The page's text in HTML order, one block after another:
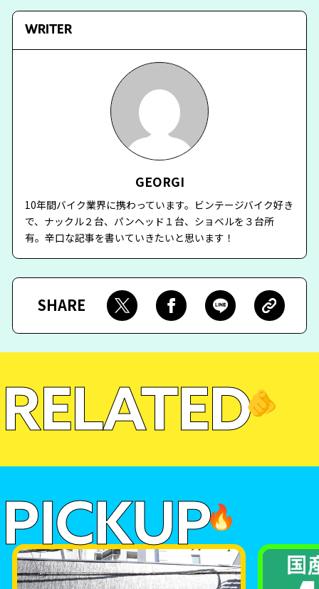
WRITER
GEORGI
10年間バイク業界に携わっています。ビンテージバイク好き
で、ナックル２台、パンヘッド１台、ショベルを３台所
有。辛口な記事を書いていきたいと思います！
SHARE
RELATED🫵
PICKUP🔥